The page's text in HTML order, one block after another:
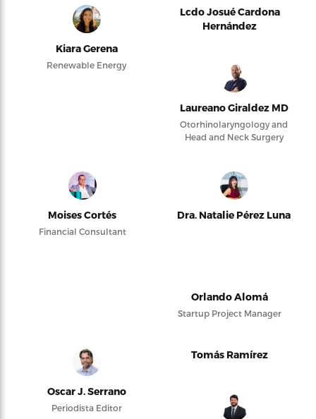
Kiara Gerena
Renewable Energy
Lcdo Josué Cardona
Hernández
Laureano Giraldez MD
Otorhinolaryngology and
Head and Neck Surgery
Moises Cortés
Financial Consultant
Dra. Natalie Pérez Luna
Orlando Alomá
Startup Project Manager
Oscar J. Serrano
Periodista Editor
Tomás Ramírez